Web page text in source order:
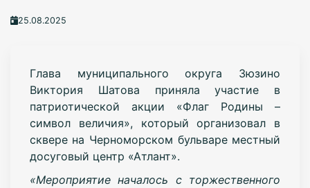
25.08.2025
Глава муниципального округа Зюзино
Виктория Шатова приняла участие в
патриотической акции «Флаг Родины –
символ величия», который организовал в
сквере на Черноморском бульваре местный
досуговый центр «Атлант».
«Мероприятие началось с торжественного